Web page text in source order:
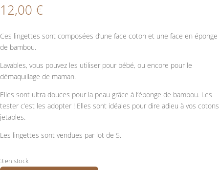
12,00 €
Ces lingettes sont composées d’une face coton et une face en éponge
de bambou.
Lavables, vous pouvez les utiliser pour bébé, ou encore pour le
démaquillage de maman.
Elles sont ultra douces pour la peau grâce à l’éponge de bambou. Les
tester c’est les adopter ! Elles sont idéales pour dire adieu à vos cotons
jetables.
Les lingettes sont vendues par lot de 5.
3 en stock